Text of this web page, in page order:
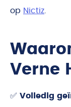
op Nictiz
Verne
✅ Volledig